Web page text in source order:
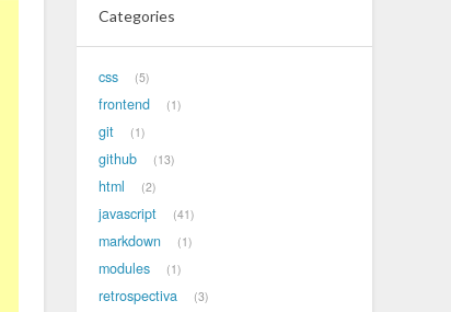
Categories
css 5
frontend 1
git 1
github 13
html 2
javascript 41
markdown 1
modules 1
retrospectiva 3